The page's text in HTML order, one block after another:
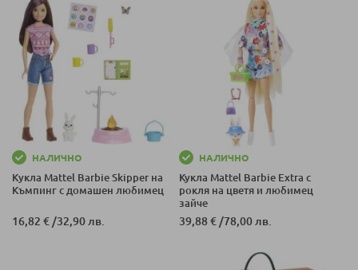
НАЛИЧНО
Kукла Mattel Barbie Skipper на
Къмпинг с домашен любимец
16,82 € /32,90 лв.
НАЛИЧНО
Кукла Mattel Barbie Extra с
рокля на цветя и любимец
зайче
39,88 € /78,00 лв.